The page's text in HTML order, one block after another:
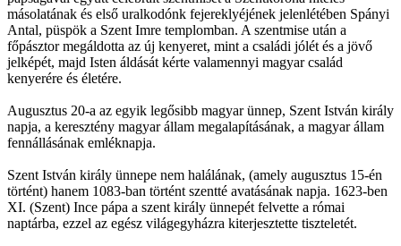
másolatának és első uralkodónk fejereklyéjének jelenlétében Spányi
Antal, püspök a Szent Imre templomban. A szentmise után a
főpásztor megáldotta az új kenyeret, mint a családi jólét és a jövő
jelképét, majd Isten áldását kérte valamennyi magyar család
kenyerére és életére.
Augusztus 20-a az egyik legősibb magyar ünnep, Szent István király
napja, a keresztény magyar állam megalapításának, a magyar állam
fennállásának emléknapja.
Szent István király ünnepe nem halálának, (amely augusztus 15-én
történt) hanem 1083-ban történt szentté avatásának napja. 1623-ben
XI. (Szent) Ince pápa a szent király ünnepét felvette a római
naptárba, ezzel az egész világegyházra kiterjesztette tiszteletét.